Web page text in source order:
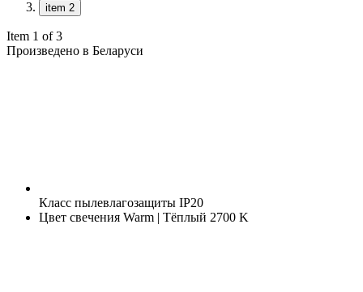
item 2
Item 1 of 3
Произведено в Беларуси
Класс пылевлагозащиты IP20
Цвет свечения Warm | Тёплый 2700 K